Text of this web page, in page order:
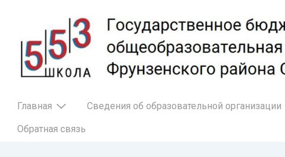
основному
содержимому
Основная
Главная Сведения об образовательной организации
Обратная связь